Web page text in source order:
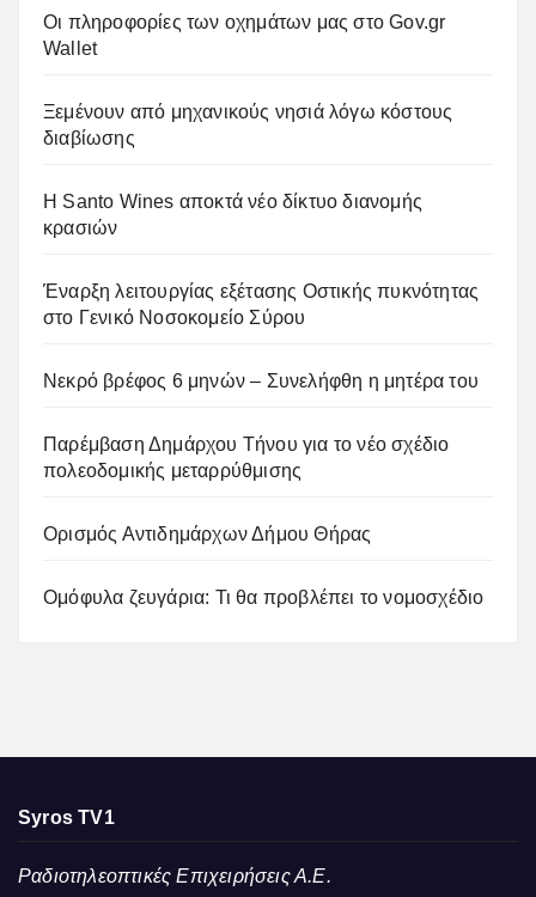
Οι πληροφορίες των οχημάτων μας στο Gov.gr
Wallet
Ξεμένουν από μηχανικούς νησιά λόγω κόστους
διαβίωσης
Η Santo Wines αποκτά νέο δίκτυο διανομής
κρασιών
Έναρξη λειτουργίας εξέτασης Οστικής πυκνότητας
στο Γενικό Νοσοκομείο Σύρου
Νεκρό βρέφος 6 μηνών – Συνελήφθη η μητέρα του
Παρέμβαση Δημάρχου Τήνου για το νέο σχέδιο
πολεοδομικής μεταρρύθμισης
Ορισμός Αντιδημάρχων Δήμου Θήρας
Ομόφυλα ζευγάρια: Τι θα προβλέπει το νομοσχέδιο
Syros TV1
Ραδιοτηλεοπτικές Επιχειρήσεις Α.Ε.